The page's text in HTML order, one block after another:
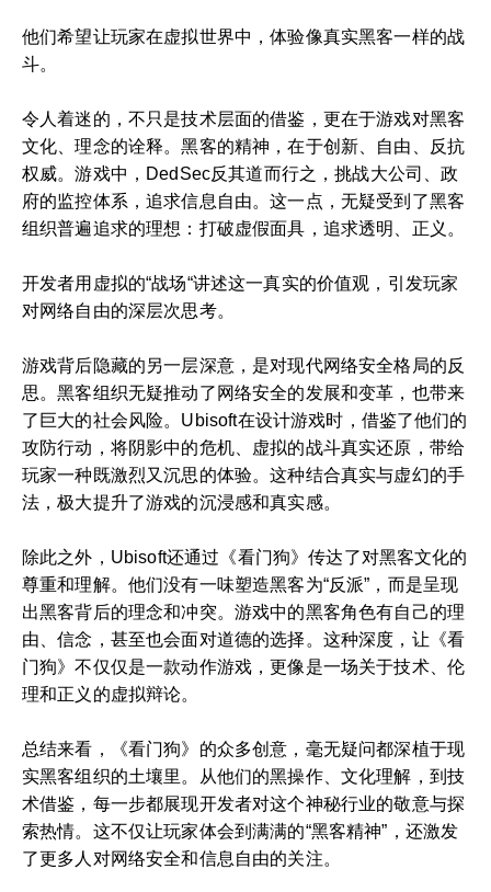
他们希望让玩家在虚拟世界中，体验像真实黑客一样的战
斗。
令人着迷的，不只是技术层面的借鉴，更在于游戏对黑客
文化、理念的诠释。黑客的精神，在于创新、自由、反抗
权威。游戏中，DedSec反其道而行之，挑战大公司、政
府的监控体系，追求信息自由。这一点，无疑受到了黑客
组织普遍追求的理想：打破虚假面具，追求透明、正义。
开发者用虚拟的“战场“讲述这一真实的价值观，引发玩家
对网络自由的深层次思考。
游戏背后隐藏的另一层深意，是对现代网络安全格局的反
思。黑客组织无疑推动了网络安全的发展和变革，也带来
了巨大的社会风险。Ubisoft在设计游戏时，借鉴了他们的
攻防行动，将阴影中的危机、虚拟的战斗真实还原，带给
玩家一种既激烈又沉思的体验。这种结合真实与虚幻的手
法，极大提升了游戏的沉浸感和真实感。
除此之外，Ubisoft还通过《看门狗》传达了对黑客文化的
尊重和理解。他们没有一味塑造黑客为“反派”，而是呈现
出黑客背后的理念和冲突。游戏中的黑客角色有自己的理
由、信念，甚至也会面对道德的选择。这种深度，让《看
门狗》不仅仅是一款动作游戏，更像是一场关于技术、伦
理和正义的虚拟辩论。
总结来看，《看门狗》的众多创意，毫无疑问都深植于现
实黑客组织的土壤里。从他们的黑操作、文化理解，到技
术借鉴，每一步都展现开发者对这个神秘行业的敬意与探
索热情。这不仅让玩家体会到满满的“黑客精神”，还激发
了更多人对网络安全和信息自由的关注。